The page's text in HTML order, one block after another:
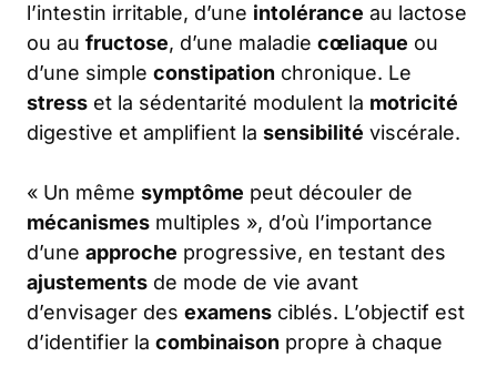
l’intestin irritable, d’une intolérance au lactose
ou au fructose, d’une maladie cœliaque ou
d’une simple constipation chronique. Le
stress et la sédentarité modulent la motricité
digestive et amplifient la sensibilité viscérale.
« Un même symptôme peut découler de
mécanismes multiples », d’où l’importance
d’une approche progressive, en testant des
ajustements de mode de vie avant
d’envisager des examens ciblés. L’objectif est
d’identifier la combinaison propre à chaque